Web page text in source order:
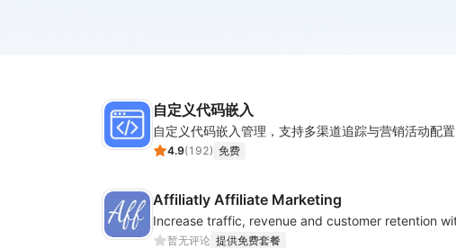
自定义代码嵌入
自定义代码嵌入管理，支持多渠道追踪与营销活动配置
4.9(192) 免费
Affiliatly Affiliate Marketing
暂无评论 提供免费套餐